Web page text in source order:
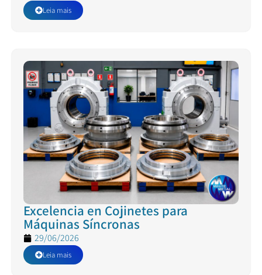
Leia mais
Excelencia en Cojinetes para
Máquinas Síncronas
29/06/2026
Leia mais